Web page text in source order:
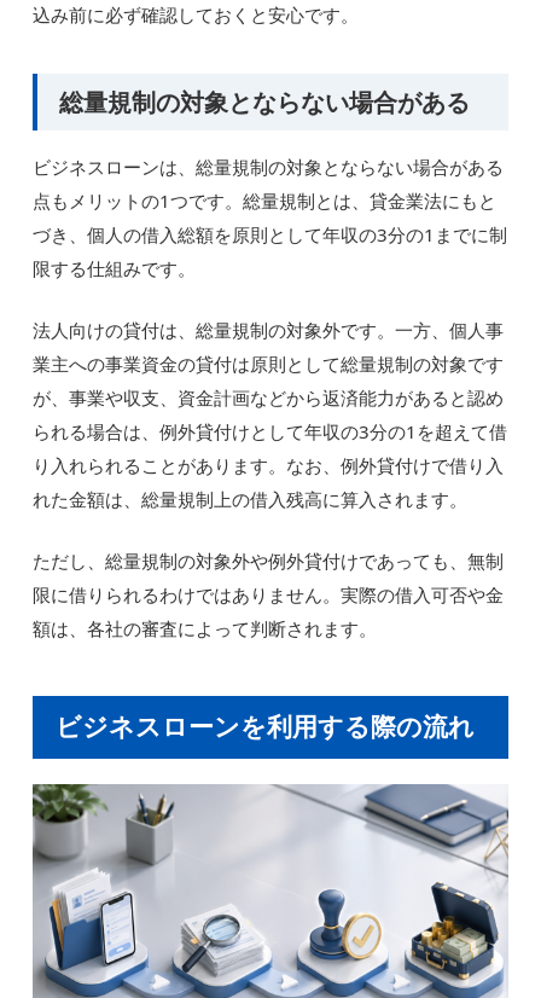
込み前に必ず確認しておくと安心です。
総量規制の対象とならない場合がある
ビジネスローンは、総量規制の対象とならない場合がある
点もメリットの1つです。総量規制とは、貸金業法にもと
づき、個人の借入総額を原則として年収の3分の1までに制
限する仕組みです。
法人向けの貸付は、総量規制の対象外です。一方、個人事
業主への事業資金の貸付は原則として総量規制の対象です
が、事業や収支、資金計画などから返済能力があると認め
られる場合は、例外貸付けとして年収の3分の1を超えて借
り入れられることがあります。なお、例外貸付けで借り入
れた金額は、総量規制上の借入残高に算入されます。
ただし、総量規制の対象外や例外貸付けであっても、無制
限に借りられるわけではありません。実際の借入可否や金
額は、各社の審査によって判断されます。
ビジネスローンを利用する際の流れ